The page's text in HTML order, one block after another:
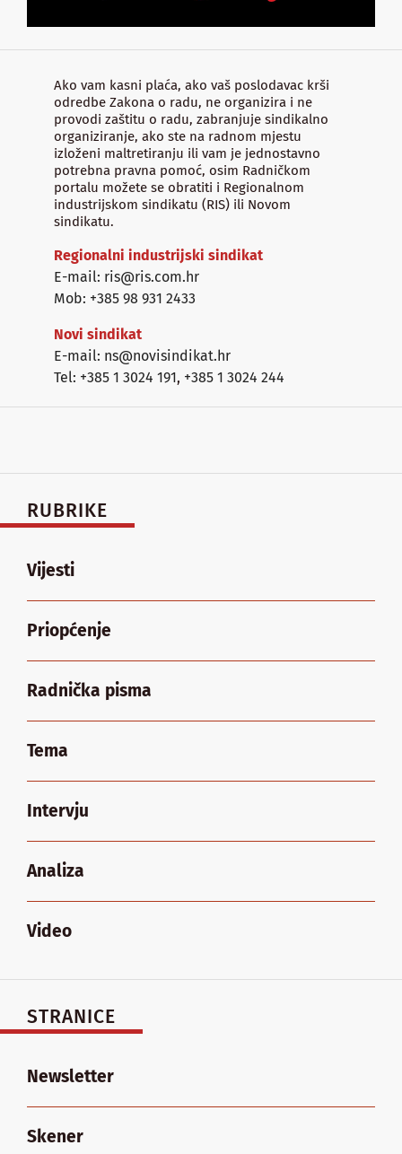
Ako vam kasni plaća, ako vaš poslodavac krši
odredbe Zakona o radu, ne organizira i ne
provodi zaštitu o radu, zabranjuje sindikalno
organiziranje, ako ste na radnom mjestu
izloženi maltretiranju ili vam je jednostavno
potrebna pravna pomoć, osim Radničkom
portalu možete se obratiti i Regionalnom
industrijskom sindikatu (RIS) ili Novom
sindikatu.
Regionalni industrijski sindikat
E-mail: ris@ris.com.hr
Mob: +385 98 931 2433
Novi sindikat
E-mail: ns@novisindikat.hr
Tel: +385 1 3024 191, +385 1 3024 244
RUBRIKE
Vijesti
Priopćenje
Radnička pisma
Tema
Intervju
Analiza
Video
STRANICE
Newsletter
Skener